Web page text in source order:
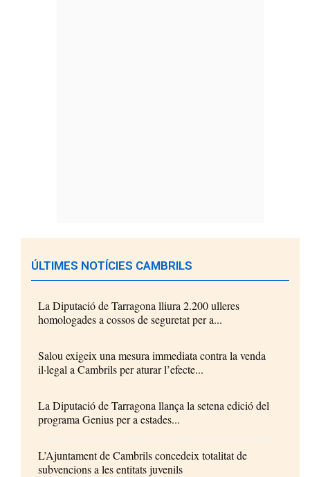
ÚLTIMES NOTÍCIES CAMBRILS
La Diputació de Tarragona lliura 2.200 ulleres
homologades a cossos de seguretat per a...
Salou exigeix una mesura immediata contra la venda
il·legal a Cambrils per aturar l’efecte...
La Diputació de Tarragona llança la setena edició del
programa Genius per a estades...
L’Ajuntament de Cambrils concedeix totalitat de
subvencions a les entitats juvenils